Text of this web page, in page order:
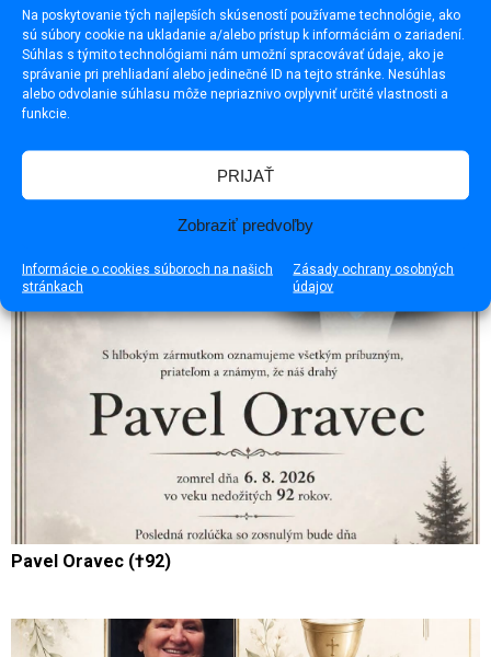
Na poskytovanie tých najlepších skúseností používame technológie, ako
sú súbory cookie na ukladanie a/alebo prístup k informáciám o zariadení.
Súhlas s týmito technológiami nám umožní spracovávať údaje, ako je
správanie pri prehliadaní alebo jedinečné ID na tejto stránke. Nesúhlas
alebo odvolanie súhlasu môže nepriaznivo ovplyvniť určité vlastnosti a
funkcie.
PRIJAŤ
Zobraziť predvoľby
Informácie o cookies súboroch na našich
stránkach
Zásady ochrany osobných
údajov
Súd s Jozefom Šimkom v kauze tobogánov pokračoval
Pavel Oravec (†92)